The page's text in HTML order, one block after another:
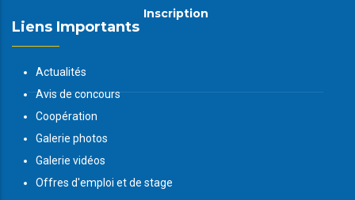
Inscription
Liens Importants
Actualités
Avis de concours
Coopération
Galerie photos
Galerie vidéos
Offres d'emploi et de stage